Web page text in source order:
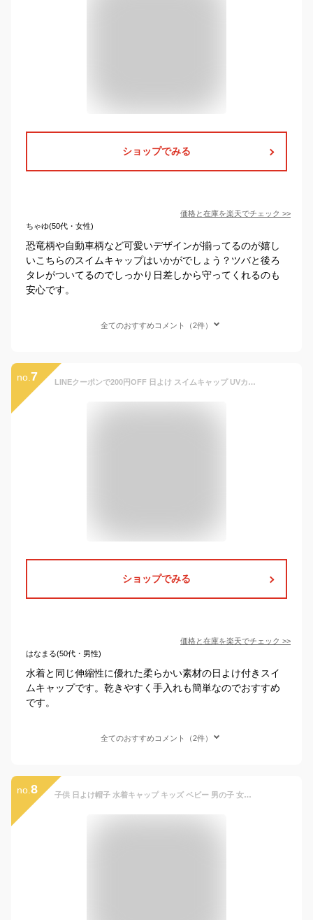
ショップでみる
価格と在庫を楽天でチェック >>
ちゃゆ(50代・女性)
恐竜柄や自動車柄など可愛いデザインが揃ってるのが嬉し
いこちらのスイムキャップはいかがでしょう？ツバと後ろ
タレがついてるのでしっかり日差しから守ってくれるのも
安心です。
全てのおすすめコメント（2件）
no. 7 LINEクーポンで200円OFF 日よけ スイムキャップ UVカット 紫外線対策 UPF50+ こども キッズ つば付き 水泳帽子 水泳帽 マリンキャップ ビーチハット フラップキャップ UVキャップ プール 海 子供用 男の子 女の子 幼児 子供 保育園 幼稚園 小学生 ジュニア
ショップでみる
価格と在庫を楽天でチェック >>
はなまる(50代・男性)
水着と同じ伸縮性に優れた柔らかい素材の日よけ付きスイ
ムキャップです。乾きやすく手入れも簡単なのでおすすめ
です。
全てのおすすめコメント（2件）
no. 8 子供 日よけ帽子 水着キャップ キッズ ベビー 男の子 女の子 日よけ UV対策日焼け予防 フラップキャップ スイムキャップ（ライトピンク）